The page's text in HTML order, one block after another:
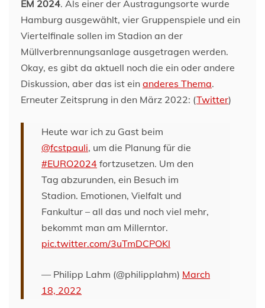
EM 2024. Als einer der Austragungsorte wurde
Hamburg ausgewählt, vier Gruppenspiele und ein
Viertelfinale sollen im Stadion an der
Müllverbrennungsanlage ausgetragen werden.
Okay, es gibt da aktuell noch die ein oder andere
Diskussion, aber das ist ein anderes Thema.
Erneuter Zeitsprung in den März 2022: (Twitter)
Heute war ich zu Gast beim
@fcstpauli, um die Planung für die
#EURO2024 fortzusetzen. Um den
Tag abzurunden, ein Besuch im
Stadion. Emotionen, Vielfalt und
Fankultur – all das und noch viel mehr,
bekommt man am Millerntor.
pic.twitter.com/3uTmDCPOKl
— Philipp Lahm (@philipplahm) March
18, 2022